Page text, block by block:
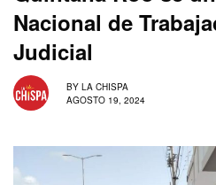
Nacional de
Judicial
BY LA CHISPA
AGOSTO 19, 2024